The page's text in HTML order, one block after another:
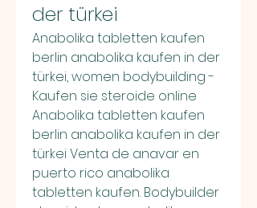
der türkei
Anabolika tabletten kaufen
berlin anabolika kaufen in der
türkei, women bodybuilding -
Kaufen sie steroide online
Anabolika tabletten kaufen
berlin anabolika kaufen in der
türkei Venta de anavar en
puerto rico anabolika
tabletten kaufen. Bodybuilder